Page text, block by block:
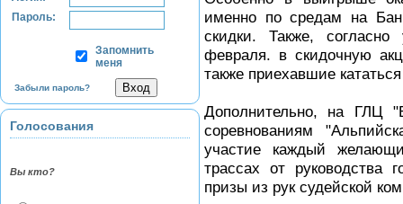
Пароль:
Запомнить
меня
Забыли пароль?
Голосования
Вы кто?
именно по средам на
скидки. Также,
февраля. в скидочную
также приехавшие
Дополнительно, на ГЛЦ
соревнованиям
участие каждый
трассах от руководства
призы из рук судейской